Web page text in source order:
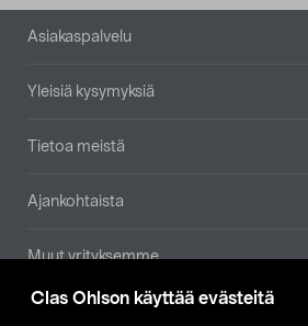
Clas Ohlson käyttää evästeitä
Alatunniste
Asiakaspalvelu
Yleisiä kysymyksiä
Tietoa meistä
Ajankohtaista
Muut yrityksemme
Etsi myymälä